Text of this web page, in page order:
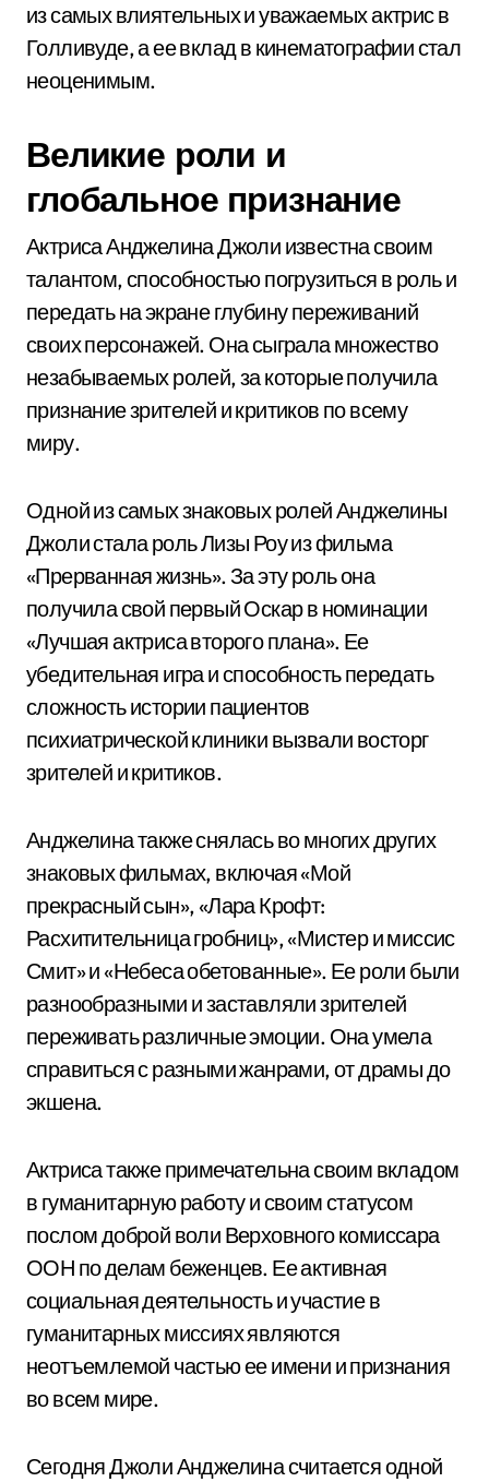
из самых влиятельных и уважаемых актрис в
Голливуде, а ее вклад в кинематографии стал
неоценимым.
Великие роли и
глобальное признание
Актриса Анджелина Джоли известна своим
талантом, способностью погрузиться в роль и
передать на экране глубину переживаний
своих персонажей. Она сыграла множество
незабываемых ролей, за которые получила
признание зрителей и критиков по всему
миру.
Одной из самых знаковых ролей Анджелины
Джоли стала роль Лизы Роу из фильма
«Прерванная жизнь». За эту роль она
получила свой первый Оскар в номинации
«Лучшая актриса второго плана». Ее
убедительная игра и способность передать
сложность истории пациентов
психиатрической клиники вызвали восторг
зрителей и критиков.
Анджелина также снялась во многих других
знаковых фильмах, включая «Мой
прекрасный сын», «Лара Крофт:
Расхитительница гробниц», «Мистер и миссис
Смит» и «Небеса обетованные». Ее роли были
разнообразными и заставляли зрителей
переживать различные эмоции. Она умела
справиться с разными жанрами, от драмы до
экшена.
Актриса также примечательна своим вкладом
в гуманитарную работу и своим статусом
послом доброй воли Верховного комиссара
ООН по делам беженцев. Ее активная
социальная деятельность и участие в
гуманитарных миссиях являются
неотъемлемой частью ее имени и признания
во всем мире.
Сегодня Джоли Анджелина считается одной